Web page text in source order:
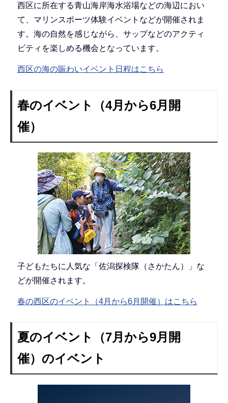
西区に所在する青山海岸海水浴場などの海辺におい
て、マリンスポーツ体験イベントなどが開催されま
す。海の自然を感じながら、サップなどのアクティ
ビティを楽しめる機会となっています。
西区の海の賑わいイベント日程はこちら
春のイベント（4月から6月開
催）
子どもたちに人気な「佐潟探検隊（さかたん）」な
どが開催されます。
春の西区のイベント（4月から6月開催）はこちら
夏のイベント（7月から9月開
催）のイベント